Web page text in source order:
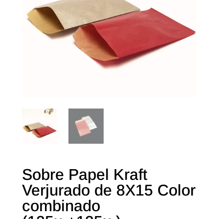
Sobre Papel Kraft
Verjurado de 8X15 Color
combinado